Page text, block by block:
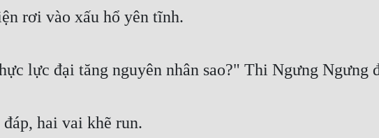
rơi vào xấu hổ yên tĩnh.
lực đại tăng nguyên nhân sao?" Thi Ngưng Ngưng
hai vai khẽ run.